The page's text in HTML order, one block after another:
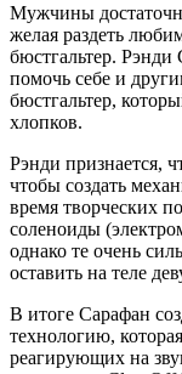
Мужчины
желая раздеть
бюстгальтер. Рэнди
помочь себе и
бюстгальтер,
хлопков.
Рэнди признается,
чтобы создать
время творческих
соленоиды
однако те очень
оставить на теле
В итоге Сарафан
технологию,
реагирующих на